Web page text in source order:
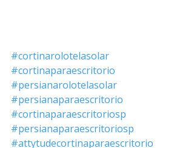
#cortinarolotelasolar
#cortinaparaescritorio
#persianarolotelasolar
#persianaparaescritorio
#cortinaparaescritoriosp
#persianaparaescritoriosp
#attytudecortinaparaescritorio